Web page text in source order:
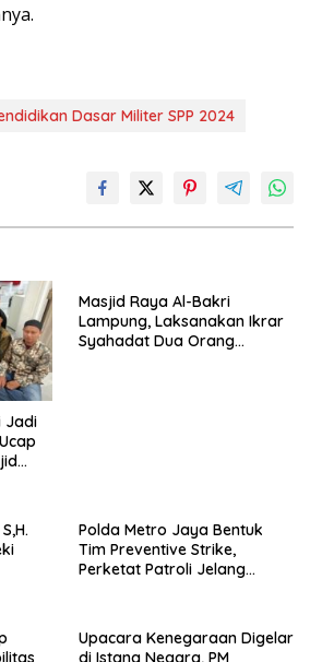
Dasar Militer SPP 2024
Jadi
Masjid Raya Al-Bakri
Lampung, Laksanakan Ikrar
Syahadat Dua Orang
Polda Metro Jaya Bentuk
Tim Preventive Strike,
Perketat Patroli Jelang
Upacara Kenegaraan Digelar
di Istana Negara, PM